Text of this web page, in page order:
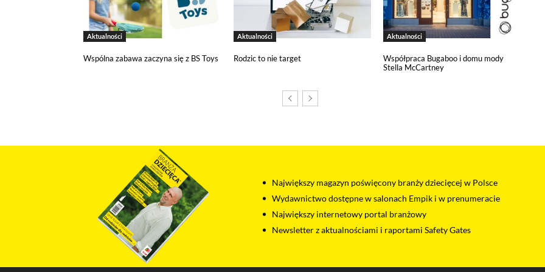
Aktualności
Wspólna zabawa zaczyna się z BS Toys
Aktualności
Rodzic to nie target
Aktualności
Współpraca Bugaboo i domu mody
Stella McCartney
Największy magazyn poświęcony branży dziecięcej w Polsce
Wydawnictwo dostępne w salonach Empik i w prenumeracie
Największy internetowy portal branżowy
Newsletter z aktualnościami i raportami Safety Gates
funkcjonują m.in. formularze na stronie oraz mechanizm logowania do konta użytkownika i utrzymywania
w plikach cookies własnych zapisywana jest informacja o dokonanych przez Ciebie ustawieniach plików
Narzędzia Google
Korzystamy z Google Analytics, czyli narzędzia pozwalającego na gromadzenie, przeglądanie i analizę
być przez Google wykorzystywane przy budowaniu Twojego profilu użytkownika. Ponadto, informacje z
wykorzystywane w ustawieniach kampanii reklamowych prowadzonych z wykorzystaniem Google Ads. Jeżeli
Salesflare
Korzystamy z Salesflare, narzędzia do zarządzania relacjami z klientami. Salesflare używa plików cookies, aby
na temat Twojej interakcji z naszą stroną oraz z naszym zespołem sprzedaży. Dane te pomagają nam lepiej
i dostosowywać nasze działania do Twoich potrzeb. Jeżeli sobie tego nie życzysz, możesz wyłączyć pliki
Odtwarzacze multimedialne (YouTube, Vimeo)
Na tej stronie osadzane są multimedia z serwisów YouTube i Vimeo. Odtwarzacze tych serwisów
działania pliki cookies pochodzące od ich dostawców. Dostawcy mogą uzyskiwać dostęp do informacji